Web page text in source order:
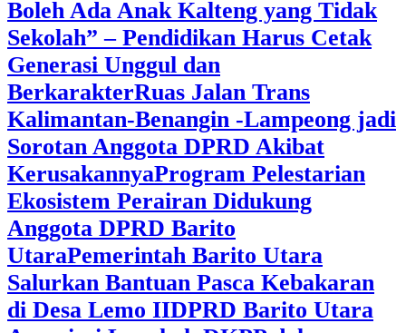
Boleh Ada Anak Kalteng yang Tidak
Sekolah” – Pendidikan Harus Cetak
Generasi Unggul dan
BerkarakterRuas Jalan Trans
Kalimantan-Benangin -Lampeong jadi
Sorotan Anggota DPRD Akibat
KerusakannyaProgram Pelestarian
Ekosistem Perairan Didukung
Anggota DPRD Barito
UtaraPemerintah Barito Utara
Salurkan Bantuan Pasca Kebakaran
di Desa Lemo IIDPRD Barito Utara